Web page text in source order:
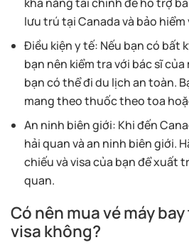
lưu trú tại Canada và bảo hiểm
Điều kiện y tế: Nếu bạn có bất
bạn nên kiểm tra với bác sĩ
bạn có thể đi du lịch an toàn.
mang theo thuốc theo toa
An ninh biên giới: Khi đến
hải quan và an ninh biên giới.
chiếu và visa của bạn để xuất
quan.
Có nên mua vé máy
visa không?